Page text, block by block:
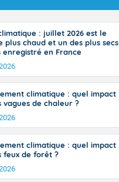
: juillet 2026 est le
plus chaud et un des plus secs
enregistré en France
climatique : quel impact
vagues de chaleur ?
climatique : quel impact
feux de forêt ?